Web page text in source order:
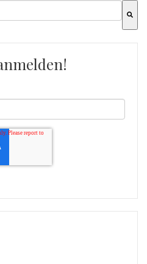
einer automatischen